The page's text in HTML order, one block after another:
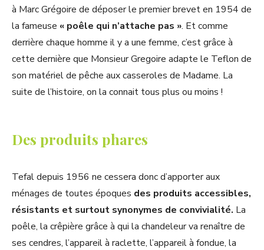
à Marc Grégoire de déposer le premier brevet en 1954 de
la fameuse « poêle qui n’attache pas ». Et comme
derrière chaque homme il y a une femme, c’est grâce à
cette dernière que Monsieur Gregoire adapte le Teflon de
son matériel de pêche aux casseroles de Madame. La
suite de l’histoire, on la connait tous plus ou moins !
Des produits phares
Tefal depuis 1956 ne cessera donc d’apporter aux
ménages de toutes époques des produits accessibles,
résistants et surtout synonymes de convivialité. La
poêle, la crêpière grâce à qui la chandeleur va renaître de
ses cendres, l’appareil à raclette, l’appareil à fondue, la